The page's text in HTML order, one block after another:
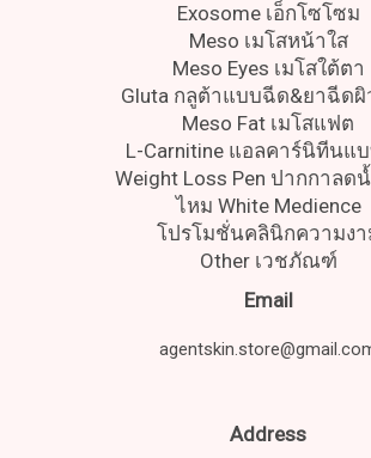
Exosome เอ็กโซโซม
Meso เมโสหน้าใส
Meso Eyes เมโสใต้ตา
Gluta กลูต้าแบบฉีด&ยาฉีด
Meso Fat เมโสแฟต
L-Carnitine แอลคาร์นิทีนแ
Weight Loss Pen ปากกาลด
ไหม White Medience
โปรโมชั่นคลินิกความงา
Other เวชภัณฑ์
Email
Address